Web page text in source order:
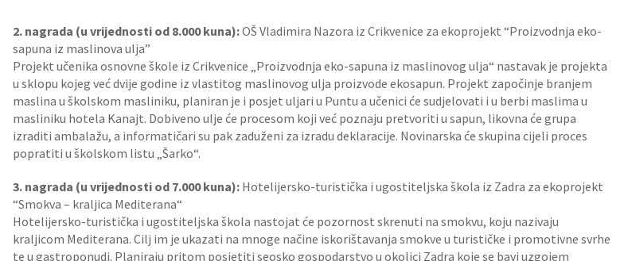
2. nagrada (u vrijednosti od 8.000 kuna):OŠ Vladimira Nazora iz Crikvenice za ekoprojekt “Proizvodnja eko-
sapuna iz maslinova ulja”
Projekt učenika osnovne škole iz Crikvenice „Proizvodnja eko-sapuna iz maslinovog ulja“ nastavak je projekta
u sklopu kojeg već dvije godine iz vlastitog maslinovog ulja proizvode ekosapun. Projekt započinje branjem
maslina u školskom masliniku, planiran je i posjet uljari u Puntu a učenici će sudjelovati i u berbi maslima u
masliniku hotela Kanajt. Dobiveno ulje će procesom koji već poznaju pretvoriti u sapun, likovna će grupa
izraditi ambalažu, a informatičari su pak zaduženi za izradu deklaracije. Novinarska će skupina cijeli proces
popratiti u školskom listu „Šarko“.
3. nagrada (u vrijednosti od 7.000 kuna): Hotelijersko-turistička i ugostiteljska škola iz Zadra za ekoprojekt
“Smokva – kraljica Mediterana“
Hotelijersko-turistička i ugostiteljska škola nastojat će pozornost skrenuti na smokvu, koju nazivaju
kraljicom Mediterana. Cilj im je ukazati na mnoge načine iskorištavanja smokve u turističke i promotivne svrhe
te u gastroponudi. Planiraju pritom posjetiti seosko gospodarstvo u okolici Zadra koje se bavi uzgojem